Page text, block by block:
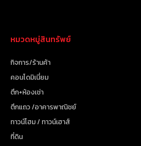
หมวดหมู่สินทรัพย์
กิจการ/ร้านค้า
คอนโดมิเนี่ยม
ตึก+ห้องเช่า
ตึกแถว /อาคารพาณิชย์
ทาวน์โฮม / ทาวน์เฮาส์
ที่ดิน